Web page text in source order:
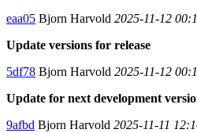
eaa05 Bjorn Harvold 2025-11-12
Update versions for release
5df78 Bjorn Harvold 2025-11-12
Update for next development
9afbd Bjorn Harvold 2025-11-11